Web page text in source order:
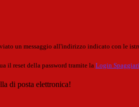
un messaggio all'indirizzo indicato con le
il reset della password tramite la Login Spaggiari
di posta elettronica!